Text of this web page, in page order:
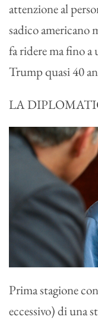
attenzione al
sadico americano
fa ridere ma fino
Trump quasi 40
LA
Prima stagione
eccessivo) di una